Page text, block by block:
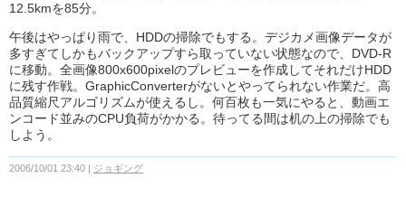
12.5kmを85分。
午後はやっぱり雨で、HDDの掃除でもする。デジカメ画像データが
多すぎてしかもバックアップすら取っていない状態なので、DVD-R
に移動。全画像800x600pixelのプレビューを作成してそれだけHDD
に残す作戦。GraphicConverterがないとやってられない作業だ。高
品質縮尺アルゴリズムが使えるし。何百枚も一気にやると、動画エ
ンコード並みのCPU負荷がかかる。待ってる間は机の上の掃除でも
しよう。
2006/10/01 23:40 ジョギング